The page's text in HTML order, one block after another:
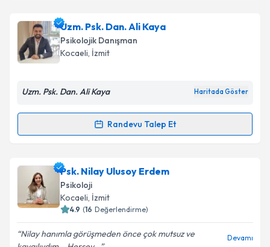
Uzm. Dr. Berna Çağatay için randevu takvimi talebi
oluşturun. Size bu uzmandan randevu almanız için bir
takvim hazırlandığında e-posta ile bilgilendireceğiz.
kapsamda işlenmesini kabul ediyorum.
Takvim Talebini Gönder
Uzm. Psk. Dan. Ali Kaya
Psikolojik Danışman
Kocaeli, İzmit
Uzm. Psk. Dan. Ali Kaya
Randevu Talep Et
Randevu Takvimi Talebi
Uzm. Psk. Dan. Ali Kaya için randevu takvimi talebi
oluşturun. Size bu uzmandan randevu almanız için bir
takvim hazırlandığında e-posta ile bilgilendireceğiz.
E-posta Adresiniz
Psk. Nilay Ulusoy Erdem
Psikoloji
Kocaeli, İzmit
( Değerlendirme)
Nilay hanımla görüşmeden önce çok mutsuz ve